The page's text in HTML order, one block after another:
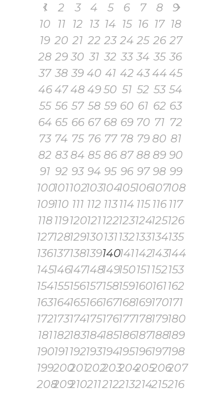
1 2 3 4 5 6 7 8
9
10
11 12 13 14 15 16 17 18
19 20 21 22 23 24 25 26 27
28 29 30 31 32 33 34 35 36
37 38 39 40 41 42 434445
46 474849 50 51 52 53 54
55 56 57 58 59 60 61 62 63
64 65 66 67 68 69 70 71 72
73 74 75 76 77 78 79 80 81
82 83 84 85 86 87 88 89 90
91 92 93 94 95 96 97 98 99
100101102103104105106107108
109110 111 112 113 114 115 116 117
118 119120121122123124125126
127128129130131132133134135
136137138139140141142143144
145146147148149150151152153
154155156157158159160161162
163164165166167168169170171
172173174175176177178179180
181182183184185186187188189
190191192193194195196197198
199200201202203204205206207
208209210211212213214215216